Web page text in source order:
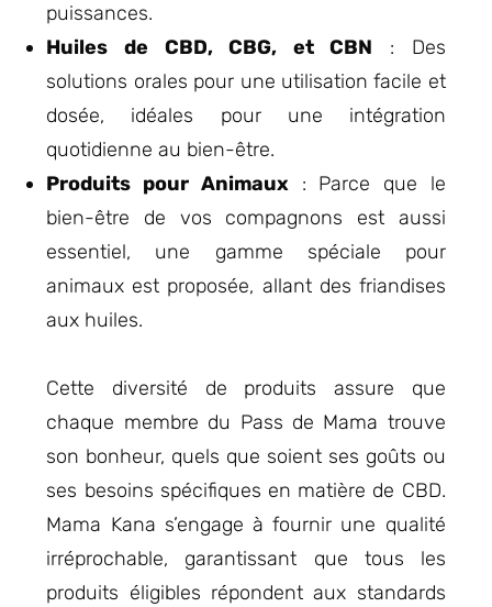
puissances.
Huiles de CBD, CBG, et CBN : Des
solutions orales pour une utilisation facile et
dosée, idéales pour une intégration
quotidienne au bien-être.
Produits pour Animaux: Parce que le
bien-être de vos compagnons est aussi
essentiel, une gamme spéciale pour
animaux est proposée, allant des friandises
aux huiles.
Cette diversité de produits assure que
chaque membre du Pass de Mama trouve
son bonheur, quels que soient ses goûts ou
ses besoins spécifiques en matière de CBD.
Mama Kana s’engage à fournir une qualité
irréprochable, garantissant que tous les
produits éligibles répondent aux standards